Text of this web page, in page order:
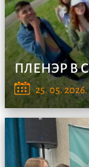
ПЛЕНЭР В
ПЛЕНЭР В
"Творчество...
25. 05. 2026.